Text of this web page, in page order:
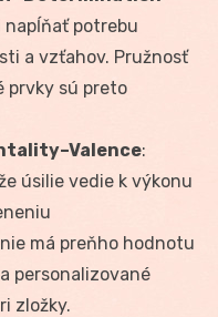
napĺňať potrebu
a vzťahov. Pružnosť
prvky sú preto
:
úsilie vedie k výkonu
má preňho hodnotu
personalizované
zložky.